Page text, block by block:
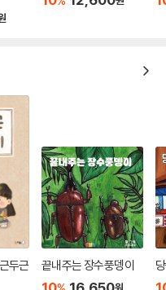
말을 통해, 갯벌이라는 공간과
는 탐험
두근
끝내주는 장수풍뎅이
원